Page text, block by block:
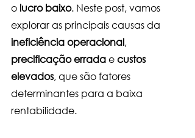
o lucro baixo. Neste post, vamos
explorar as principais causas da
ineficiência operacional,
precificação errada e custos
elevados, que são fatores
determinantes para a baixa
rentabilidade.